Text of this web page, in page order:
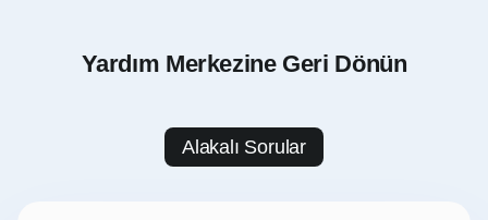
Yardım Merkezine Geri Dönün
Alakalı Sorular